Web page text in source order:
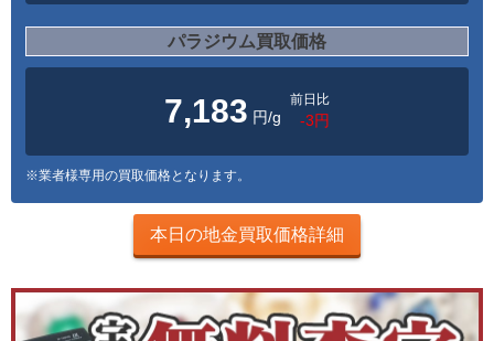
パラジウム買取価格
7,183 円/g
前日比
-3円
※業者様専用の買取価格となります。
本日の地金買取価格詳細